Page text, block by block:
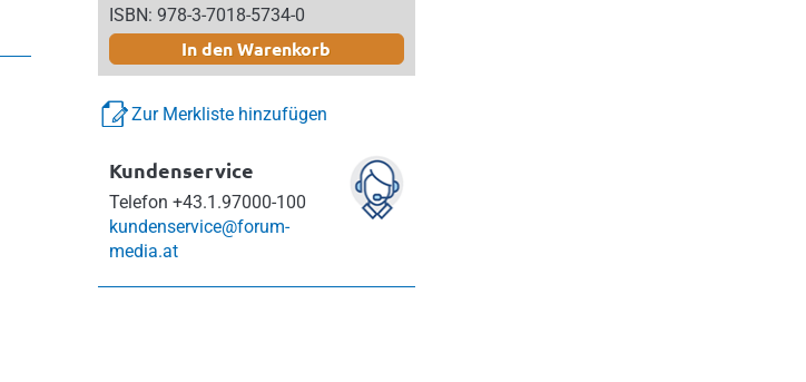
ISBN: 978-3-7018-5734-0
In den Warenkorb
Zur Merkliste hinzufügen
Kundenservice
Telefon +43.1.97000-100
kundenservice@forum-
media.at